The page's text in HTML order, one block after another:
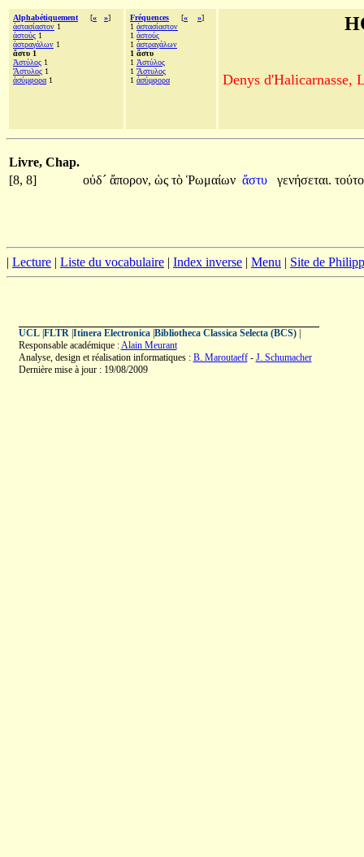
Alphabétiquement [« »]
ἀστασίαστον 1
ἀστούς 1
ἀστραγάλων 1
ἄστυ 1
Ἀστύλος 1
Ἄστυλος 1
ἀσύμφορα 1
Fréquences [« »]
1 ἀστασίαστον
1 ἀστούς
1 ἀστραγάλων
1 ἄστυ
1 Ἀστύλος
1 Ἄστυλος
1 ἀσύμφορα Denys d'Halicarnasse,
Livre, Chap.
[8, 8]
οὐδ´ ἄπορον, ὡς τὸ Ῥωμαίων ἄστυ γενήσεται.
| Lecture | Liste du vocabulaire | Index inverse | Menu | Site de
UCL| FLTR| Itinera Electronica| Bibliotheca Classica Selecta (BCS)|
Responsable académique :Alain Meurant
Analyse, design et réalisation informatiques : B. Maroutaeff- J. Schumacher
Dernière mise à jour : 19/08/2009